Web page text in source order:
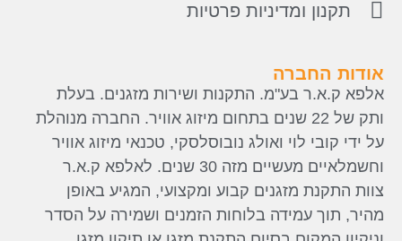
התקנות ושירות מזגנים. בעלת
22 שנים בתחום מיזוג אוויר. החברה מנוהלת
נובוסלסקי, טכנאי מיזוג אוויר
וחשמלאיים מעשיים מזה 30 שנים. לאלפא ק.א.ר
קבוע ומקצועי, המגיע באופן
בלוחות הזמנים ושמירה על הסדר
פרטיות